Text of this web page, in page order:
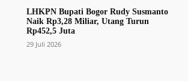
LHKPN Bupati Bogor Rudy Susmanto
Naik Rp3,28 Miliar, Utang Turun
Rp452,5 Juta
29 Juli 2026